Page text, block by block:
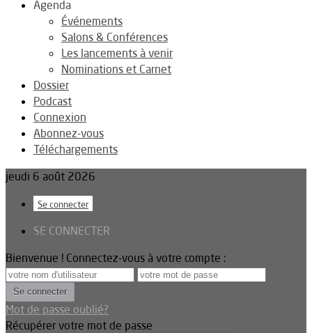
Agenda
Événements
Salons & Conférences
Les lancements à venir
Nominations et Carnet
Dossier
Podcast
Connexion
Abonnez-vous
Téléchargements
jeudi 6 août 2026
Se connecter
SE CONNECTER
Bienvenue ! Connectez-vous à votre compte :
Mot de passe oublié?
Récupérer votre mot de passe